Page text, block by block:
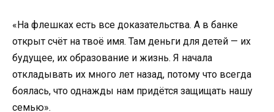
«На флешках есть все доказательства. А в банке
открыт счёт на твоё имя. Там деньги для детей — их
будущее, их образование и жизнь. Я начала
откладывать их много лет назад, потому что всегда
боялась, что однажды нам придётся защищать нашу
семью».